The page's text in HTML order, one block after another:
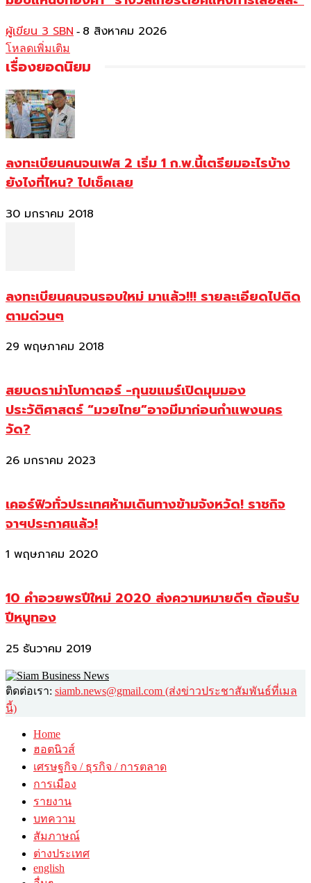
ผู้เขียน 3 SBN - 8 สิงหาคม 2026
โหลดเพิ่มเติม
เรื่องยอดนิยม
ลงทะเบียนคนจนเฟส 2 เริ่ม 1 ก.พ.นี้เตรียมอะไรบ้าง
ยังไงที่ไหน? ไปเช็คเลย
30 มกราคม 2018
ลงทะเบียนคนจนรอบใหม่ มาแล้ว!!! รายละเอียดไปติด
ตามด่วนๆ
29 พฤษภาคม 2018
สยบดราม่าโบกาตอร์ -กุนขแมร์เปิดมุมมอง
ประวัติศาสตร์ “มวยไทย”อาจมีมาก่อนกำแพงนคร
วัด?
26 มกราคม 2023
เคอร์ฟิวทั่วประเทศห้ามเดินทางข้ามจังหวัด! ราชกิจ
จาฯประกาศแล้ว!
1 พฤษภาคม 2020
10 คำอวยพรปีใหม่ 2020 ส่งความหมายดีๆ ต้อนรับ
ปีหนูทอง
25 ธันวาคม 2019
ติดต่อเรา: siamb.news@gmail.com (ส่งข่าวประชาสัมพันธ์ที่เมล
นี้)
Home
ฮอตนิวส์
เศรษฐกิจ / ธุรกิจ / การตลาด
การเมือง
รายงาน
บทความ
สัมภาษณ์
ต่างประเทศ
english